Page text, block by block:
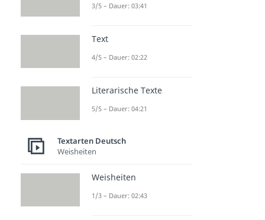
3/5 – Dauer: 03:41
Text
4/5 – Dauer: 02:22
Literarische Texte
5/5 – Dauer: 04:21
Textarten Deutsch
Weisheiten
Weisheiten
1/3 – Dauer: 02:43